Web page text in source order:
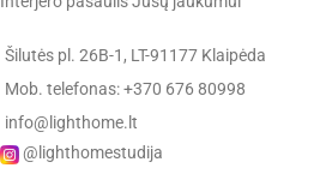
Šilutės pl. 26B-1, LT-91177 Klaipėda
Mob. telefonas: +370 676 80998
info@lighthome.lt
@lighthomestudija